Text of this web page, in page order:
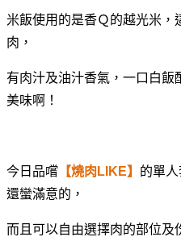
米飯使用的是香Ｑ的越光米
肉，
有肉汁及油汁香氣，一口白
美味啊！
今日品嚐 【燒肉LIKE】 的單
還蠻滿意的，
而且可以自由選擇肉的部位及